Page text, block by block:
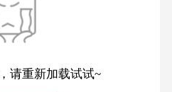
请重新加载试试~